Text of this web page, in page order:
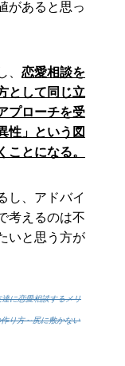
があると思っ
、 恋愛相談を
として同じ立
プローチを受
性」という図
とになる。
し、アドバイ
考えるのは不
いと思う方が
に恋愛相談するメリ
り方～尻に敷かない